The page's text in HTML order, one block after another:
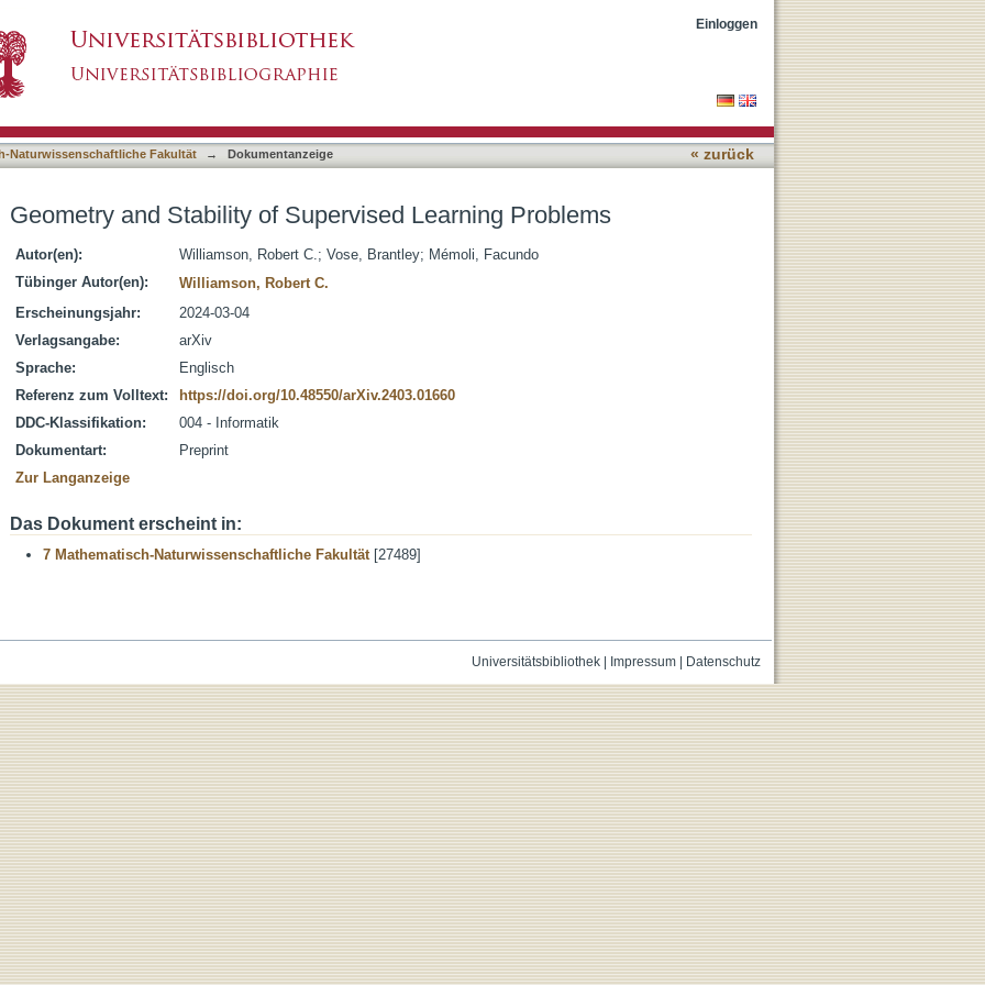
Einloggen
Naturwissenschaftliche Fakultät → Dokumentanzeige « zurück
Geometry and Stability of Supervised Learning Problems
Autor(en): Williamson, Robert C.; Vose, Brantley; Mémoli, Facundo
Tübinger Autor(en):
Williamson, Robert C.
Erscheinungsjahr:
2024-03-04
Verlagsangabe:
arXiv
Sprache:
Englisch
Referenz zum Volltext:
https://doi.org/10.48550/arXiv.2403.01660
DDC-Klassifikation:
004 - Informatik
Dokumentart:
Preprint
Zur Langanzeige
Das Dokument erscheint in:
7 Mathematisch-Naturwissenschaftliche Fakultät[27489]
Universitätsbibliothek| Impressum| Datenschutz